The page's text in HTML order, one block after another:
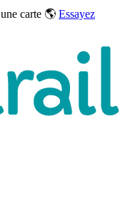
carte 🌎 Essayez